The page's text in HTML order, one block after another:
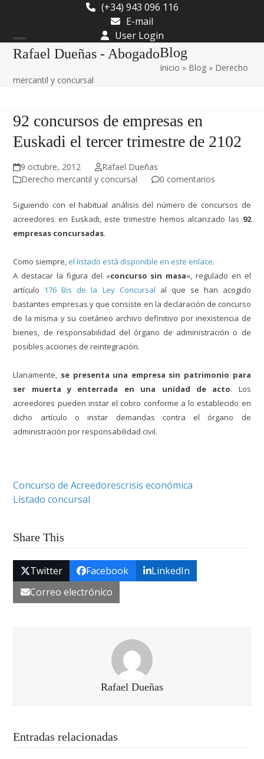
content
(+34) 943 096 116
E-mail
User Login
Rafael Dueñas - Abogado
Open
Close
Blog
Inicio » Blog » Derecho
mercantil y concursal
92 concursos de empresas en
Euskadi el tercer trimestre de 2102
9 octubre, 2012
Rafael Dueñas
Derecho mercantil y concursal
0 comentarios
Siguiendo con el habitual análisis del número de concursos de
acreedores en Euskadi, este trimestre hemos alcanzado las 92
empresas concursadas.
Como siempre, el listado está disponible en este enlace.
A destacar la figura del «concurso sin masa«, regulado en el
artículo 176 Bis de la Ley Concursal al que se han acogido
bastantes empresas y que consiste en la declaración de concurso
de la misma y su coetáneo archivo definitivo por inexistencia de
bienes, de responsabilidad del órgano de administración o de
posibles acciones de reintegración.
Llanamente, se presenta una empresa sin patrimonio para
ser muerta y enterrada en una unidad de acto. Los
acreedores pueden instar el cobro conforme a lo establecido en
dicho artículo o instar demandas contra el órgano de
administración por responsabilidad civil.
Concurso de Acreedorescrisis económica
Listado concursal
Share This
Twitter Facebook
LinkedIn
Correo electrónico
Rafael Dueñas
Entradas relacionadas